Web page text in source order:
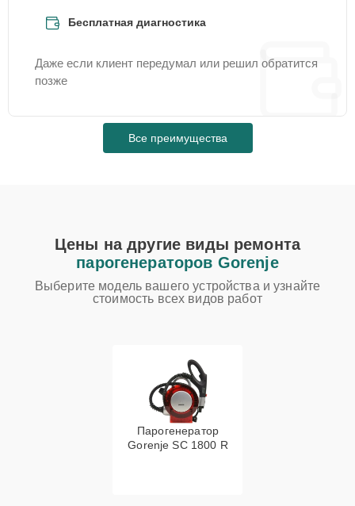
Бесплатная диагностика
Даже если клиент передумал или решил обратится
позже
Все преимущества
Цены на другие виды ремонта
парогенераторов Gorenje
Выберите модель вашего устройства и узнайте
стоимость всех видов работ
Парогенератор
Gorenje SC 1800 R